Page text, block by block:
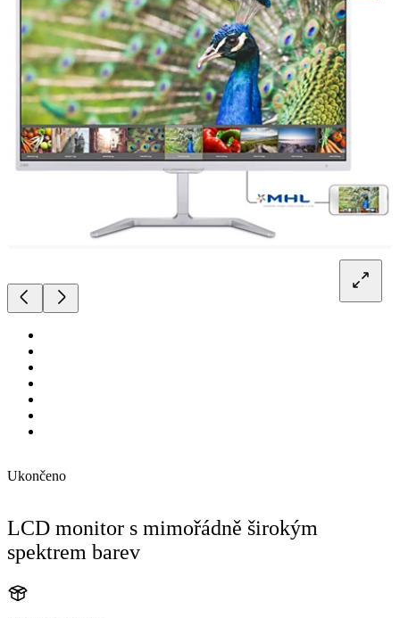
Ukončeno
LCD monitor s mimořádně širokým
spektrem barev